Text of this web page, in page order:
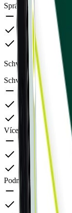
Správa a
Schvalování
Schvalování
Víceúrovňové
Podmíněné